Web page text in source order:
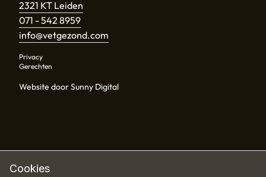
Cookies
2321 KT Leiden
071 - 542 8959
info@vetgezond.com
Privacy
Gerechten
Website door Sunny Digital